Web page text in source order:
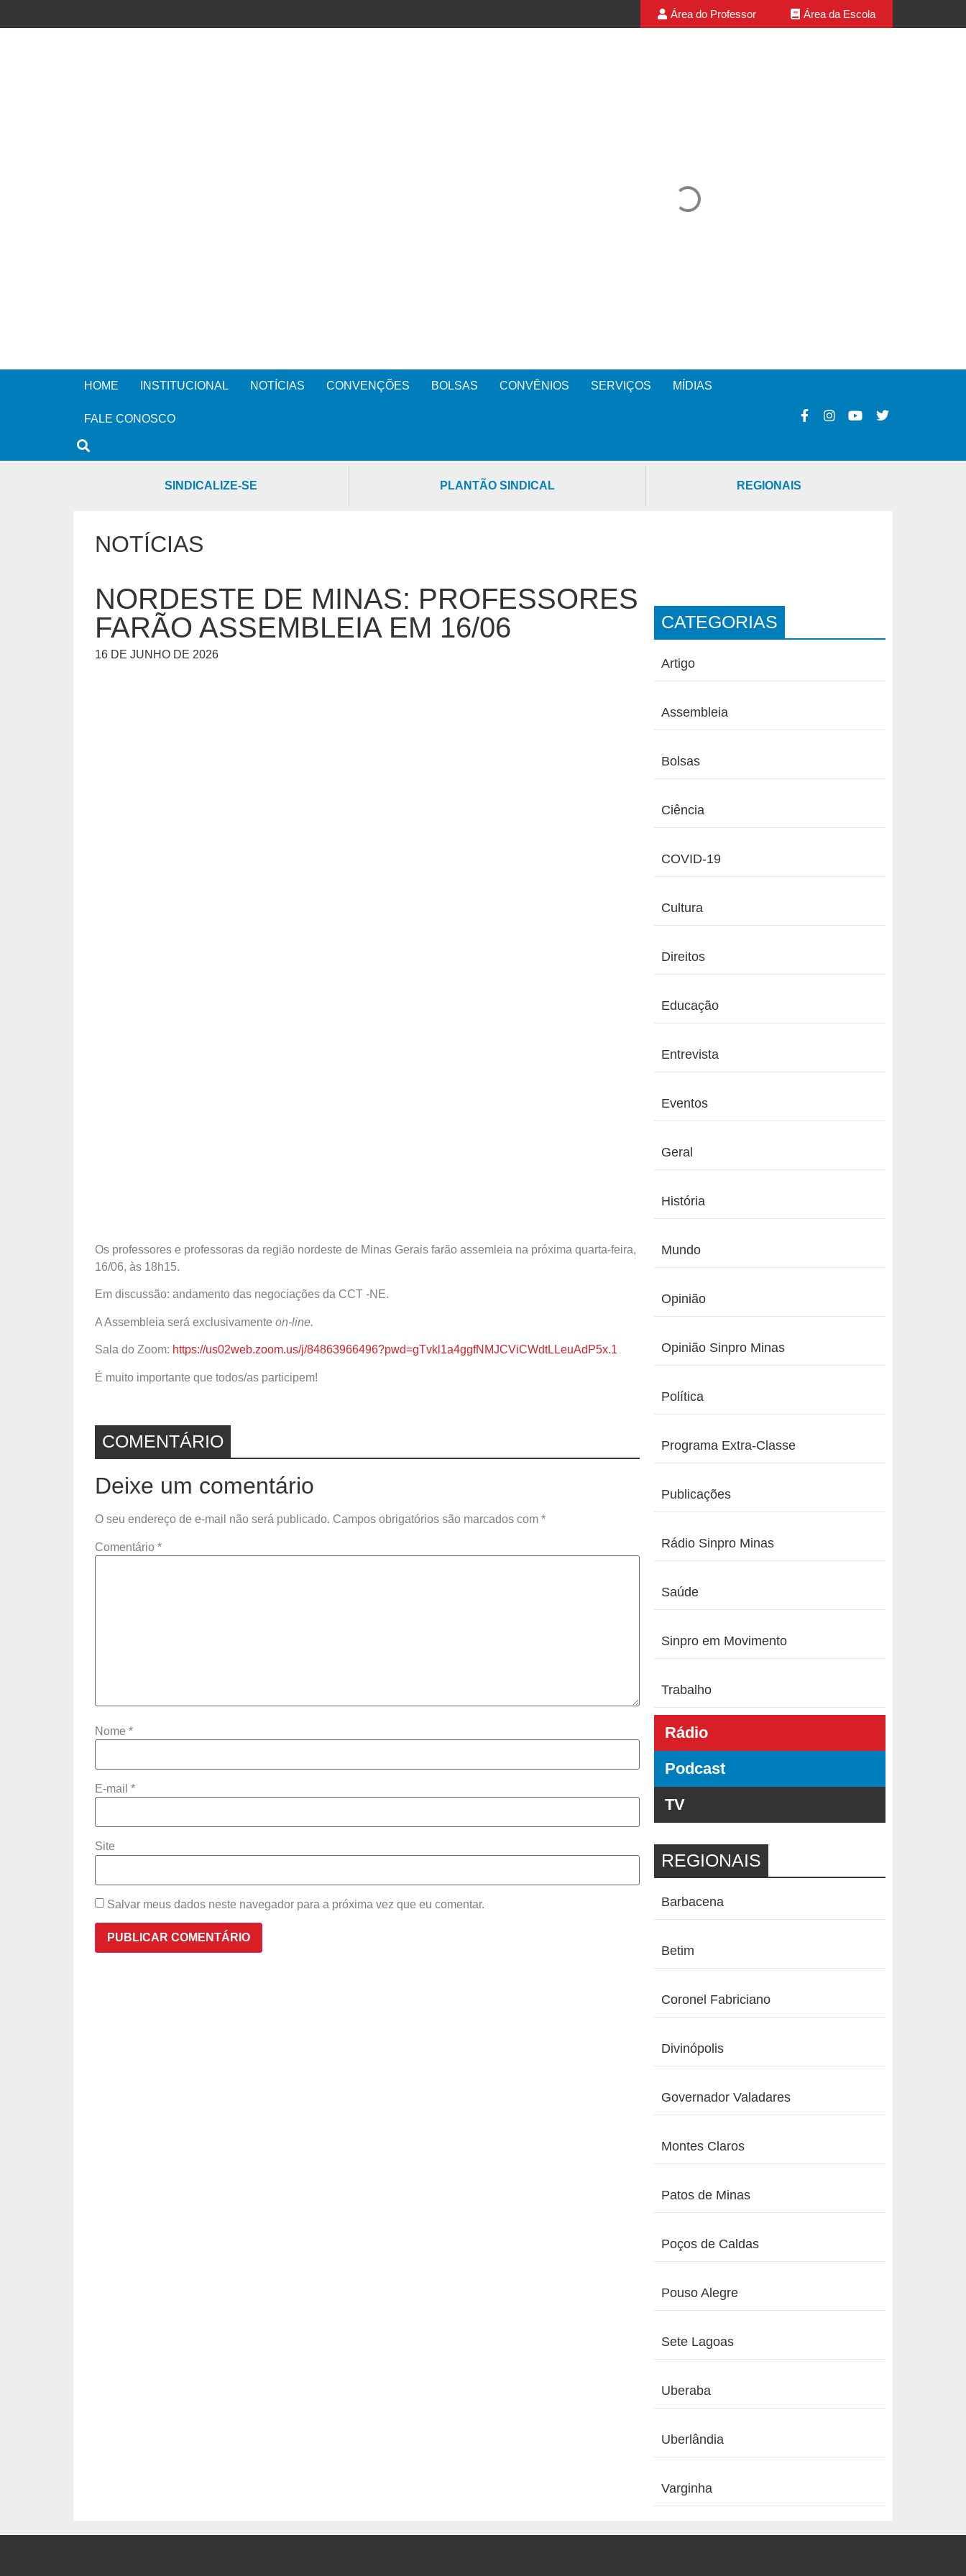
Área do Professor Área da Escola
HOME INSTITUCIONAL NOTÍCIAS CONVENÇÕES BOLSAS CONVÊNIOS SERVIÇOS MÍDIAS
FALE CONOSCO
SINDICALIZE-SE PLANTÃO SINDICAL REGIONAIS
NOTÍCIAS
NORDESTE DE MINAS: PROFESSORES
FARÃO ASSEMBLEIA EM 16/06
16 DE JUNHO DE 2026
Os professores e professoras da região nordeste de Minas Gerais farão assemleia na próxima quarta-feira,
16/06, às 18h15.
Em discussão: andamento das negociações da CCT -NE.
A Assembleia será exclusivamente on-line.
Sala do Zoom: https://us02web.zoom.us/j/84863966496?pwd=gTvkl1a4ggfNMJCViCWdtLLeuAdP5x.1
É muito importante que todos/as participem!
COMENTÁRIO
Deixe um comentário
O seu endereço de e-mail não será publicado. Campos obrigatórios são marcados com *
Comentário *
Nome *
E-mail *
Site
Salvar meus dados neste navegador para a próxima vez que eu comentar.
CATEGORIAS
Artigo
Assembleia
Bolsas
Ciência
COVID-19
Cultura
Direitos
Educação
Entrevista
Eventos
Geral
História
Mundo
Opinião
Opinião Sinpro Minas
Política
Programa Extra-Classe
Publicações
Rádio Sinpro Minas
Saúde
Sinpro em Movimento
Trabalho
Rádio
Podcast
TV
REGIONAIS
Barbacena
Betim
Coronel Fabriciano
Divinópolis
Governador Valadares
Montes Claros
Patos de Minas
Poços de Caldas
Pouso Alegre
Sete Lagoas
Uberaba
Uberlândia
Varginha